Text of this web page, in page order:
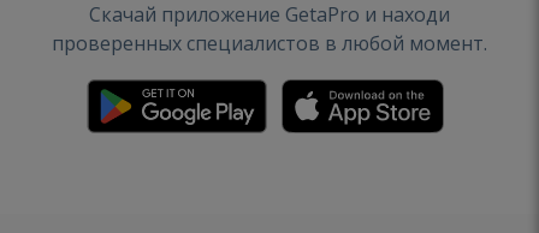
Скачай приложение GetaPro и находи
проверенных специалистов в любой момент.